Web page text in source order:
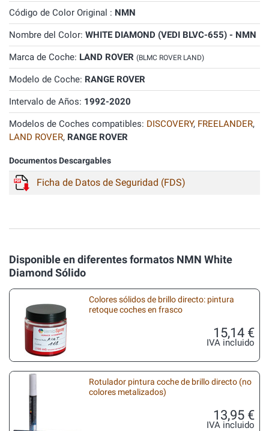
Código de Color Original : NMN
Nombre del Color: WHITE DIAMOND (VEDI BLVC-655) - NMN
Marca de Coche: LAND ROVER (BLMC ROVER LAND)
Modelo de Coche: RANGE ROVER
Intervalo de Años: 1992-2020
Modelos de Coches compatibles: DISCOVERY, FREELANDER,
LAND ROVER, RANGE ROVER
Documentos Descargables
Ficha de Datos de Seguridad (FDS)
Disponible en diferentes formatos NMN White
Diamond Sólido
Colores sólidos de brillo directo: pintura
retoque coches en frasco
15,14 €
IVA incluido
Rotulador pintura coche de brillo directo (no
colores metalizados)
13,95 €
IVA incluido